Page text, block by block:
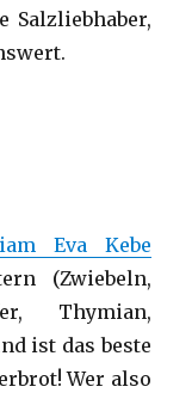
Salzliebhaber,
Eva Kebe
(Zwiebeln,
Thymian,
ist das beste
Wer also